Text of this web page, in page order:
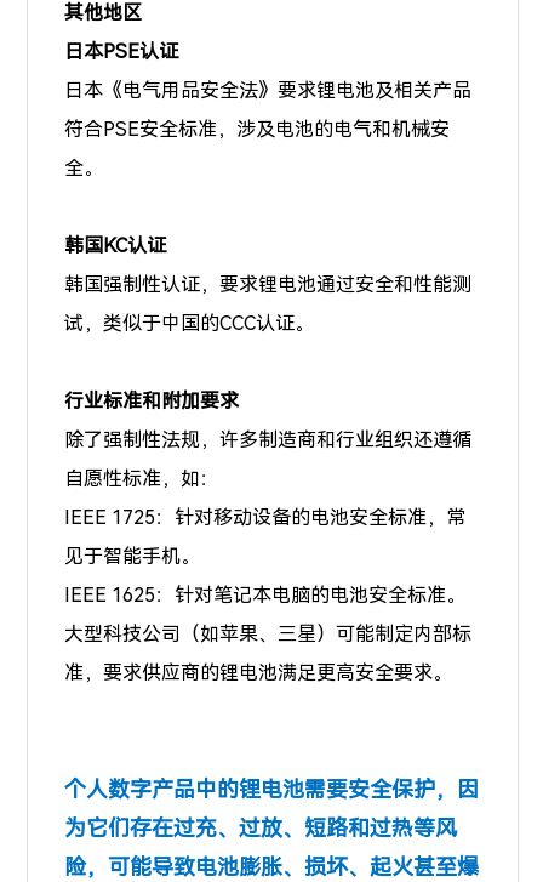
其他地区
日本PSE认证
日本《电气用品安全法》要求锂电池及相关产品
符合PSE安全标准，涉及电池的电气和机械安
全。
韩国KC认证
韩国强制性认证，要求锂电池通过安全和性能测
试，类似于中国的CCC认证。
行业标准和附加要求
除了强制性法规，许多制造商和行业组织还遵循
自愿性标准，如：
IEEE 1725：针对移动设备的电池安全标准，常
见于智能手机。
IEEE 1625：针对笔记本电脑的电池安全标准。
大型科技公司（如苹果、三星）可能制定内部标
准，要求供应商的锂电池满足更高安全要求。
个人数字产品中的锂电池需要安全保护，因
为它们存在过充、过放、短路和过热等风
险，可能导致电池膨胀、损坏、起火甚至爆